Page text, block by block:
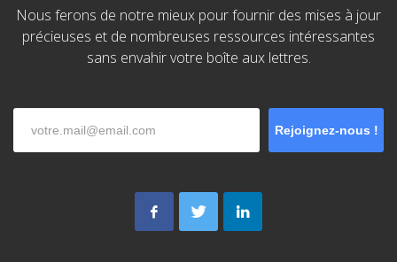
Nous ferons de notre mieux pour fournir des mises à jour
précieuses et de nombreuses ressources intéressantes
sans envahir votre boîte aux lettres.
Rejoignez-nous !